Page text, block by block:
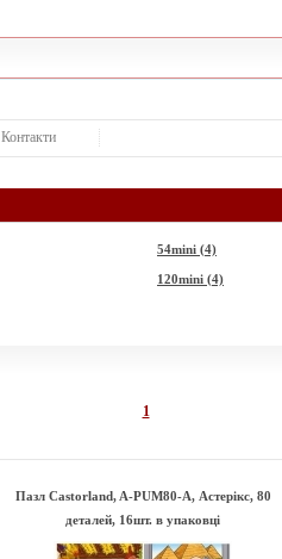
Контакти
54mini (4)
120mini (4)
1
Пазл Castorland, A-РUМ80-A, Астерікс, 80
деталей, 16шт. в упаковці